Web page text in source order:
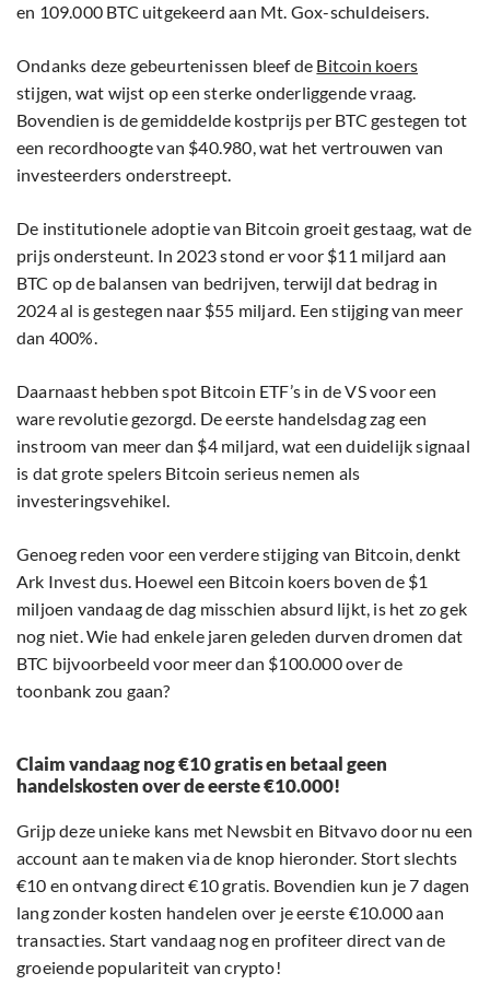
en 109.000 BTC uitgekeerd aan Mt. Gox-schuldeisers.
Ondanks deze gebeurtenissen bleef de Bitcoin koers
stijgen, wat wijst op een sterke onderliggende vraag.
Bovendien is de gemiddelde kostprijs per BTC gestegen tot
een recordhoogte van $40.980, wat het vertrouwen van
investeerders onderstreept.
De institutionele adoptie van Bitcoin groeit gestaag, wat de
prijs ondersteunt. In 2023 stond er voor $11 miljard aan
BTC op de balansen van bedrijven, terwijl dat bedrag in
2024 al is gestegen naar $55 miljard. Een stijging van meer
dan 400%.
Daarnaast hebben spot Bitcoin ETF’s in de VS voor een
ware revolutie gezorgd. De eerste handelsdag zag een
instroom van meer dan $4 miljard, wat een duidelijk signaal
is dat grote spelers Bitcoin serieus nemen als
investeringsvehikel.
Genoeg reden voor een verdere stijging van Bitcoin, denkt
Ark Invest dus. Hoewel een Bitcoin koers boven de $1
miljoen vandaag de dag misschien absurd lijkt, is het zo gek
nog niet. Wie had enkele jaren geleden durven dromen dat
BTC bijvoorbeeld voor meer dan $100.000 over de
toonbank zou gaan?
Claim vandaag nog €10 gratis en betaal geen
handelskosten over de eerste €10.000!
Grijp deze unieke kans met Newsbit en Bitvavo door nu een
account aan te maken via de knop hieronder. Stort slechts
€10 en ontvang direct €10 gratis. Bovendien kun je 7 dagen
lang zonder kosten handelen over je eerste €10.000 aan
transacties. Start vandaag nog en profiteer direct van de
groeiende populariteit van crypto!